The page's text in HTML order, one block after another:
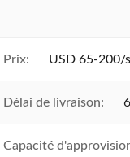
Prix: USD 65-200/
Délai de livraison:
Capacité